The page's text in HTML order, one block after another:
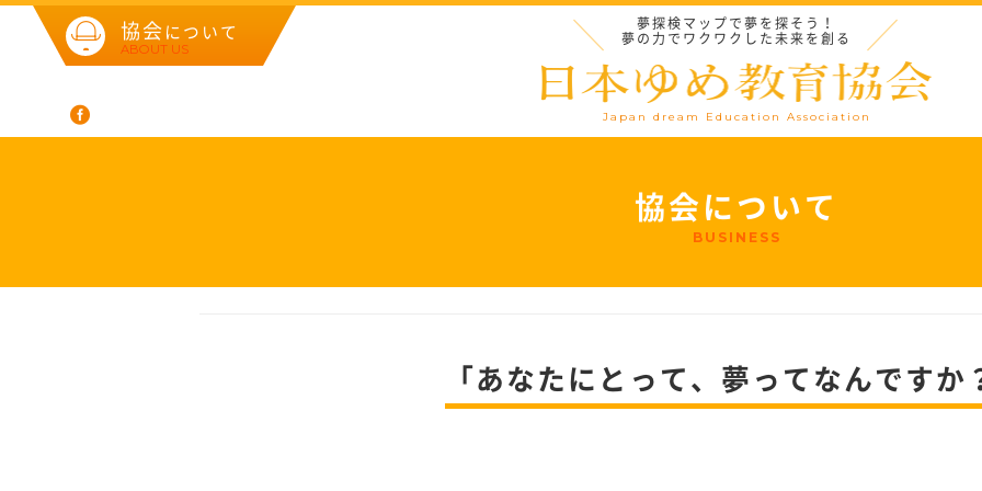
夢探検マップで夢を探そう！
夢の力でワクワクした未来を創る
Japan dream Education Association
協会 について
ABOUT US
協会について
BUSINESS
「あなたにとって、夢ってなんですか